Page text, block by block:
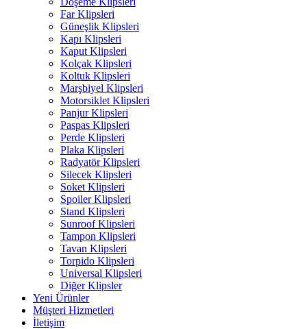
Far Klipsleri
Güneşlik Klipsleri
Kapı Klipsleri
Kaput Klipsleri
Kolçak Klipsleri
Koltuk Klipsleri
Marşbiyel Klipsleri
Motorsiklet Klipsleri
Panjur Klipsleri
Paspas Klipsleri
Perde Klipsleri
Plaka Klipsleri
Radyatör Klipsleri
Silecek Klipsleri
Soket Klipsleri
Spoiler Klipsleri
Stand Klipsleri
Sunroof Klipsleri
Tampon Klipsleri
Tavan Klipsleri
Torpido Klipsleri
Universal Klipsleri
Diğer Klipsler
Yeni Ürünler
Müşteri Hizmetleri
İletişim